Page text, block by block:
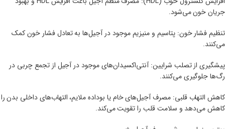
جریان خون می‌شود.
تنظیم فشار خون: پتاسیم و منیزیم موجود در آجیل‌ها به تعادل فشار خون کمک
می‌کنند.
پیشگیری از تصلب شرایین: آنتی‌اکسیدان‌های موجود در آجیل از تجمع چربی در
رگ‌ها جلوگیری می‌کنند.
کاهش التهاب قلبی: مصرف آجیل‌های خام یا بوداده ملایم، التهاب‌های داخلی بدن را
کاهش می‌دهد و سلامت قلب را تقویت می‌کند.